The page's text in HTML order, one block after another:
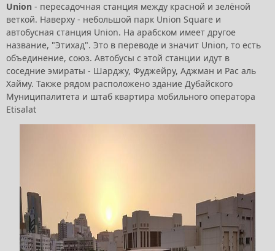
Union - пересадочная станция между красной и зелёной
веткой. Наверху - небольшой парк Union Square и
автобусная станция Union. На арабском имеет другое
название, "Этихад". Это в переводе и значит Union, то есть
объединение, союз. Автобусы с этой станции идут в
соседние эмираты - Шарджу, Фуджейру, Аджман и Рас аль
Хайму. Также рядом расположено здание Дубайского
Муниципалитета и штаб квартира мобильного оператора
Etisalat